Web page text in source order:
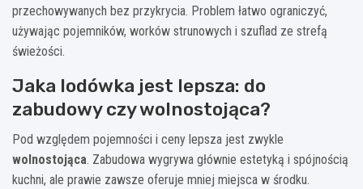
przechowywanych bez przykrycia. Problem łatwo ograniczyć,
używając pojemników, worków strunowych i szuflad ze strefą
świeżości.
Jaka lodówka jest lepsza: do
zabudowy czy wolnostojąca?
Pod względem pojemności i ceny lepsza jest zwykle
wolnostojąca. Zabudowa wygrywa głównie estetyką i spójnością
kuchni, ale prawie zawsze oferuje mniej miejsca w środku.